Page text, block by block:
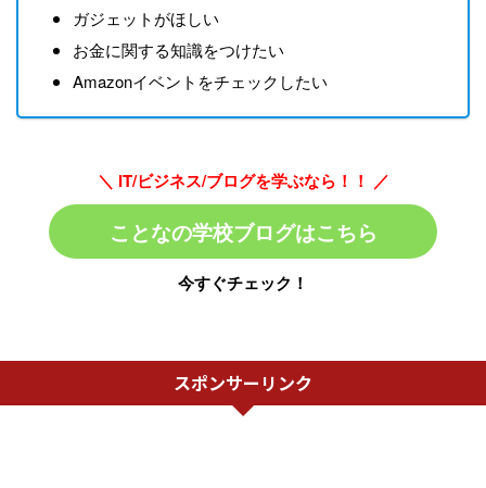
ガジェットがほしい
お金に関する知識をつけたい
Amazonイベントをチェックしたい
＼ IT/ビジネス/ブログを学ぶなら！！ ／
ことなの学校ブログはこちら
今すぐチェック！
スポンサーリンク